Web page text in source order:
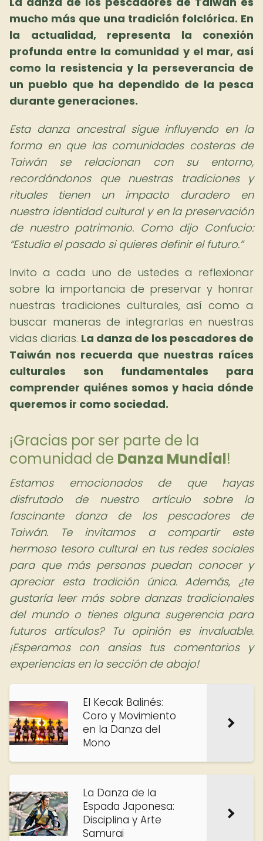
mucho más que una tradición folclórica. En
la actualidad, representa la conexión
profunda entre la comunidad y el mar, así
como la resistencia y la perseverancia de
un pueblo que ha dependido de la pesca
durante generaciones.
Esta danza ancestral sigue influyendo en la
forma en que las comunidades costeras de
Taiwán se relacionan con su entorno,
recordándonos que nuestras tradiciones y
rituales tienen un impacto duradero en
nuestra identidad cultural y en la preservación
de nuestro patrimonio. Como dijo Confucio:
Estudia el pasado si quieres definir el futuro.
Invito a cada uno de ustedes a reflexionar
sobre la importancia de preservar y honrar
nuestras tradiciones culturales, así como a
buscar maneras de integrarlas en nuestras
vidas diarias. La danza de los pescadores de
Taiwán nos recuerda que nuestras raíces
culturales son fundamentales para
comprender quiénes somos y hacia dónde
queremos ir como sociedad.
¡Gracias por ser parte de la
comunidad de Danza Mundial!
Estamos emocionados de que hayas
disfrutado de nuestro artículo sobre la
fascinante danza de los pescadores de
Taiwán. Te invitamos a compartir este
hermoso tesoro cultural en tus redes sociales
para que más personas puedan conocer y
apreciar esta tradición única. Además, ¿te
gustaría leer más sobre danzas tradicionales
del mundo o tienes alguna sugerencia para
futuros artículos? Tu opinión es invaluable.
¡Esperamos con ansias tus comentarios y
experiencias en la sección de abajo!
El Kecak Balinés:
Coro y Movimiento
en la Danza del
Mono
La Danza de la
Espada Japonesa:
Disciplina y Arte
Samurai